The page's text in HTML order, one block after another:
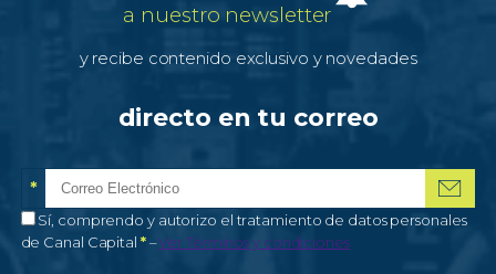
a nuestro newsletter
y recibe contenido exclusivo y novedades
directo en tu correo
Correo electrónico*
*
Campo obligatorio
Autorización de tratamiento de datos personales
Sí, comprendo y autorizo el tratamiento de datos personales
de Canal Capital *–Campo obligatorio
Ver Términos y condiciones